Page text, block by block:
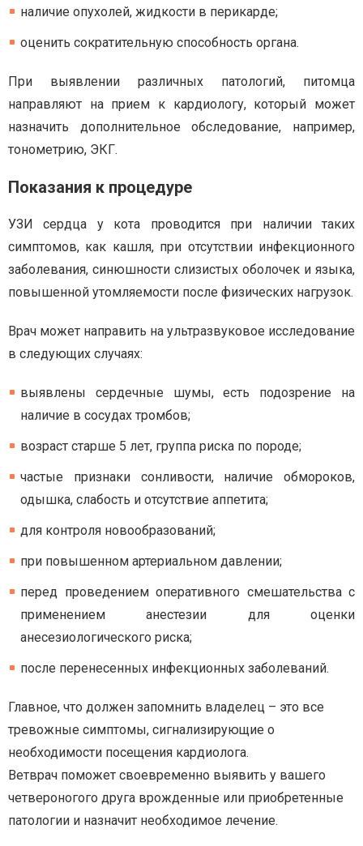
наличие опухолей, жидкости в перикарде;
оценить сократительную способность органа.
При выявлении различных патологий, питомца
направляют на прием к кардиологу, который может
назначить дополнительное обследование, например,
тонометрию, ЭКГ.
Показания к процедуре
УЗИ сердца у кота проводится при наличии таких
симптомов, как кашля, при отсутствии инфекционного
заболевания, синюшности слизистых оболочек и языка,
повышенной утомляемости после физических нагрузок.
Врач может направить на ультразвуковое исследование
в следующих случаях:
выявлены сердечные шумы, есть подозрение на
наличие в сосудах тромбов;
возраст старше 5 лет, группа риска по породе;
частые признаки сонливости, наличие обмороков,
одышка, слабость и отсутствие аппетита;
для контроля новообразований;
при повышенном артериальном давлении;
перед проведением оперативного смешательства с
применением анестезии для оценки
анесезиологического риска;
после перенесенных инфекционных заболеваний.
Главное, что должен запомнить владелец – это все
тревожные симптомы, сигнализирующие о
необходимости посещения кардиолога.
Ветврач поможет своевременно выявить у вашего
четвероногого друга врожденные или приобретенные
патологии и назначит необходимое лечение.